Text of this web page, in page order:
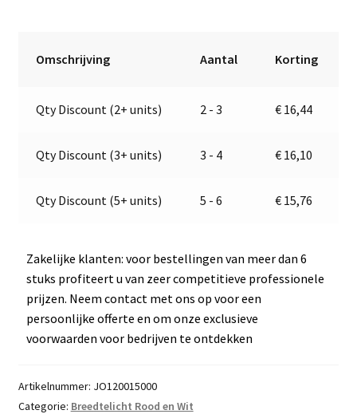
24V
Jokon
aantal
t
v
Omschrijving Aantal Korting
Qty Discount (2+ units) 2 - 3 € 16,44
Qty Discount (3+ units) 3 - 4 € 16,10
Qty Discount (5+ units) 5 - 6 € 15,76
Zakelijke klanten: voor bestellingen van meer dan 6
stuks profiteert u van zeer competitieve professionele
prijzen. Neem contact met ons op voor een
persoonlijke offerte en om onze exclusieve
voorwaarden voor bedrijven te ontdekken
Artikelnummer: JO120015000
Categorie: Breedtelicht Rood en Wit